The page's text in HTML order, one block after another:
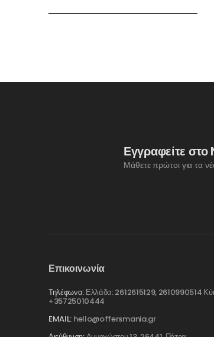
Εγγραφείτε
Μάθετε πρώτοι για τα
Επικοινωνία
Τηλέφωνα: Ελλάδα: 2612615129, 2610990514
+35725010444
EMAIL: hello@offersmania.gr